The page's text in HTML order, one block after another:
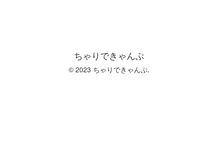
ちゃりできゃんぷ
© 2023 ちゃりできゃんぷ.